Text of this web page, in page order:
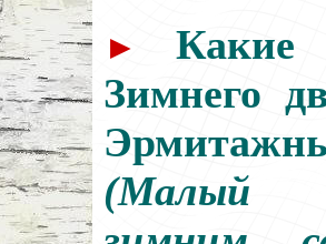
►
Какие
Зимнего
(Малый